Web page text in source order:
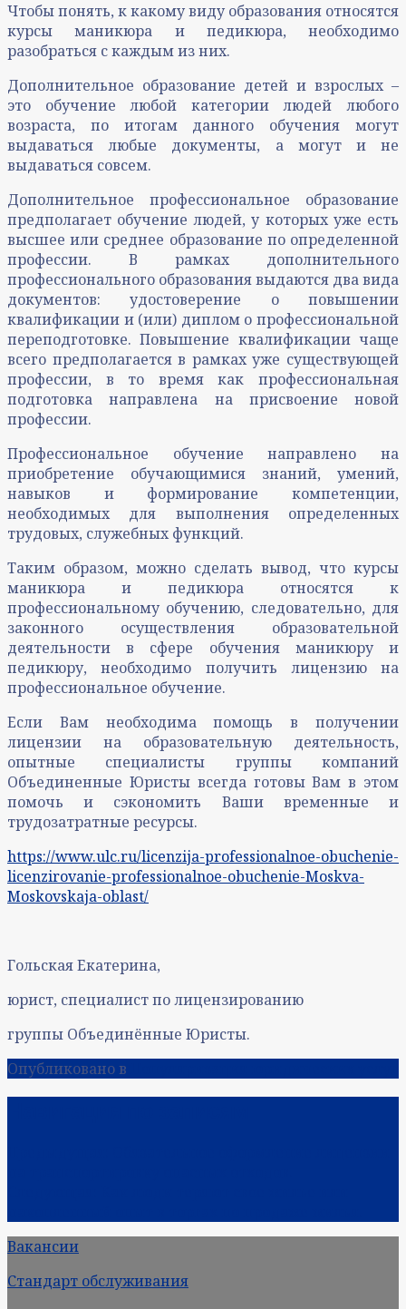
Чтобы понять, к какому виду образования относятся
курсы маникюра и педикюра, необходимо
разобраться с каждым из них.
Дополнительное образование детей и взрослых –
это обучение любой категории людей любого
возраста, по итогам данного обучения могут
выдаваться любые документы, а могут и не
выдаваться совсем.
Дополнительное профессиональное образование
предполагает обучение людей, у которых уже есть
высшее или среднее образование по определенной
профессии. В рамках дополнительного
профессионального образования выдаются два вида
документов: удостоверение о повышении
квалификации и (или) диплом о профессиональной
переподготовке. Повышение квалификации чаще
всего предполагается в рамках уже существующей
профессии, в то время как профессиональная
подготовка направлена на присвоение новой
профессии.
Профессиональное обучение направлено на
приобретение обучающимися знаний, умений,
навыков и формирование компетенции,
необходимых для выполнения определенных
трудовых, служебных функций.
Таким образом, можно сделать вывод, что курсы
маникюра и педикюра относятся к
профессиональному обучению, следовательно, для
законного осуществления образовательной
деятельности в сфере обучения маникюру и
педикюру, необходимо получить лицензию на
профессиональное обучение.
Если Вам необходима помощь в получении
лицензии на образовательную деятельность,
опытные специалисты группы компаний
Объединенные Юристы всегда готовы Вам в этом
помочь и сэкономить Ваши временные и
трудозатратные ресурсы.
https://www.ulc.ru/licenzija-professionalnoe-obuchenie-
licenzirovanie-professionalnoe-obuchenie-Moskva-
Moskovskaja-oblast/
Гольская Екатерина,
юрист, специалист по лицензированию
группы Объединённые Юристы.
Опубликовано в
Вакансии
Стандарт обслуживания